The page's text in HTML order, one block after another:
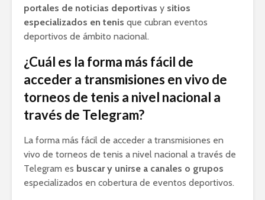
portales de noticias deportivas y sitios
especializados en tenis que cubran eventos
deportivos de ámbito nacional.
¿Cuál es la forma más fácil de
acceder a transmisiones en vivo de
torneos de tenis a nivel nacional a
través de Telegram?
La forma más fácil de acceder a transmisiones en
vivo de torneos de tenis a nivel nacional a través de
Telegram es buscar y unirse a canales o grupos
especializados en cobertura de eventos deportivos.